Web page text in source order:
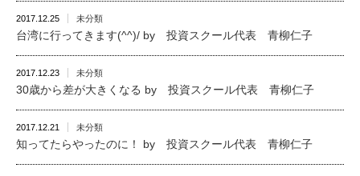
2017.12.25 未分類
台湾に行ってきます(^^)/ by 投資スクール代表 青柳仁子
2017.12.23 未分類
30歳から差が大きくなる by 投資スクール代表 青柳仁子
2017.12.21 未分類
知ってたらやったのに！ by 投資スクール代表 青柳仁子